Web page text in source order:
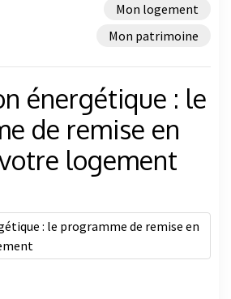
Mon logement
Mon patrimoine
énergétique : le
de remise en
logement